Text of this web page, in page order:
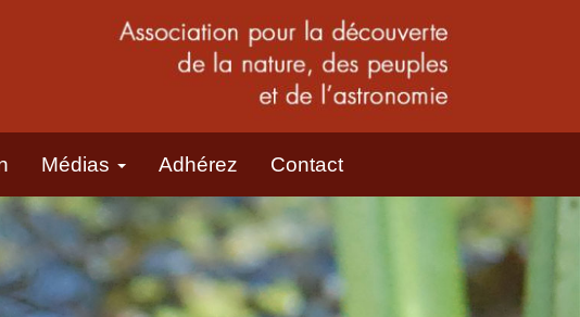
Médias Adhérez Contact